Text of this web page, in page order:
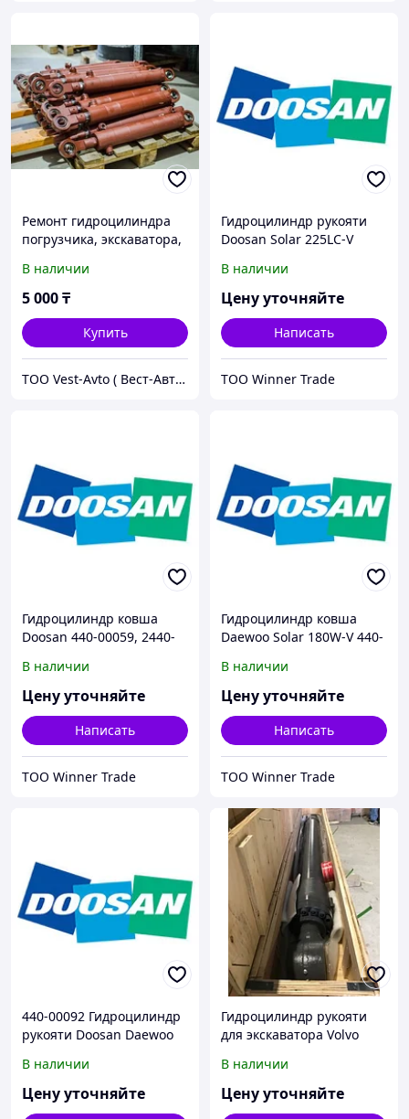
Ремонт гидроцилиндра
погрузчика, экскаватора,
бетононасоса, автокрана
итд
В наличии
5 000₸
Купить
ТОО Vest-Avto ( Вест-Авто )
Гидроцилиндр рукояти
Doosan Solar 225LC-V
В наличии
Цену уточняйте
Написать
ТОО Winner Trade
Гидроцилиндр ковша
Doosan 440-00059, 2440-
В наличии
Цену уточняйте
Написать
ТОО Winner Trade
Гидроцилиндр ковша
Daewoo Solar 180W-V 440-
В наличии
Цену уточняйте
Написать
ТОО Winner Trade
440-00092 Гидроцилиндр
рукояти Doosan Daewoo
В наличии
Цену уточняйте
Гидроцилиндр рукояти
для экскаватора Volvo
В наличии
Цену уточняйте